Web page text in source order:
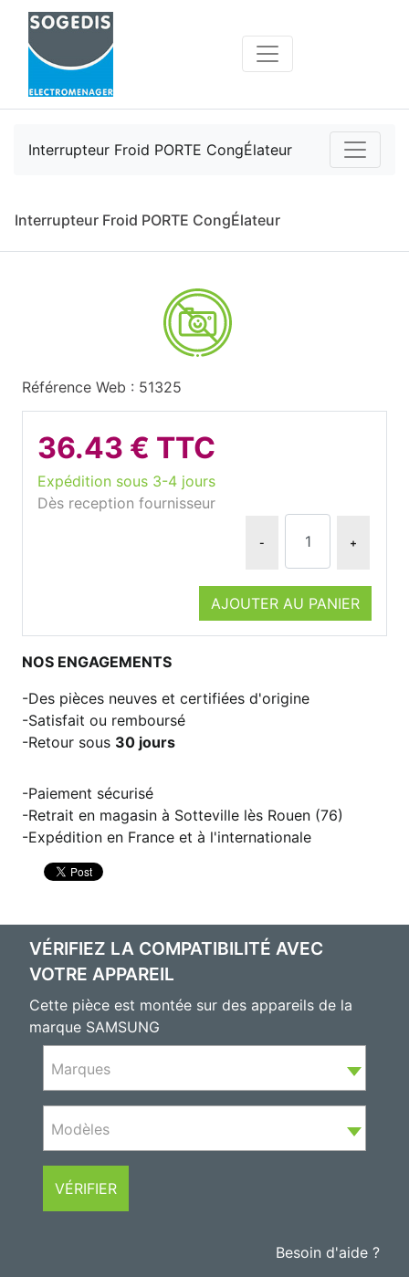
Interrupteur Froid PORTE CongÉlateur
Interrupteur Froid PORTE CongÉlateur
Référence Web : 51325
36.43 € TTC
Expédition sous 3-4 jours
Dès reception fournisseur
- +
AJOUTER AU PANIER
NOS ENGAGEMENTS
Des pièces neuves et certifiées d'origine
Satisfait ou remboursé
Retour sous 30 jours
Paiement sécurisé
Retrait en magasin à Sotteville lès Rouen (76)
Expédition en France et à l'internationale
VÉRIFIEZ LA COMPATIBILITÉ AVEC
VOTRE APPAREIL
Cette pièce est montée sur des appareils de la
marque SAMSUNG
Marques
Modèles
VÉRIFIER
Besoin d'aide ?